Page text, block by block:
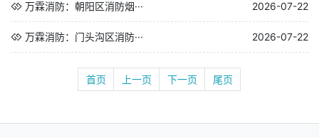
万霖消防：朝阳区消防烟··· 2026-07-22
万霖消防：门头沟区消防··· 2026-07-22
首页 上一页 下一页 尾页